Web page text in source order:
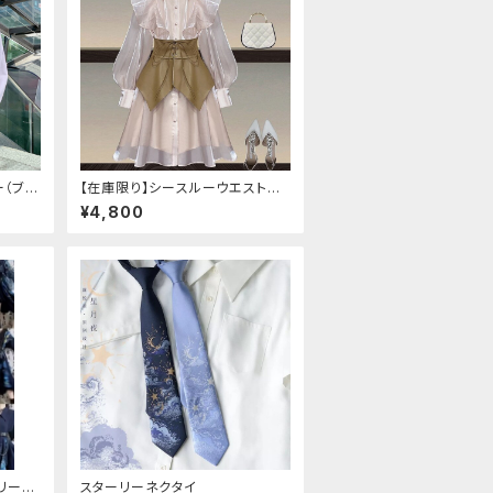
ブル
【在庫限り】シースルーウエストベ
ルトワンピースセットアップ（ライト
ピンク：Lサイズ
¥4,800
ーチ スターリーネクタイ